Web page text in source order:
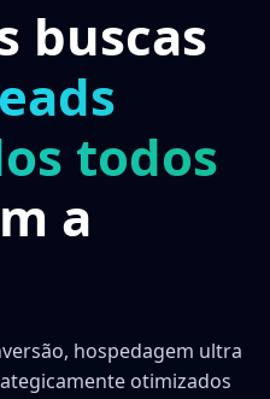
buscas
todos
a
hospedagem ultra
otimizados